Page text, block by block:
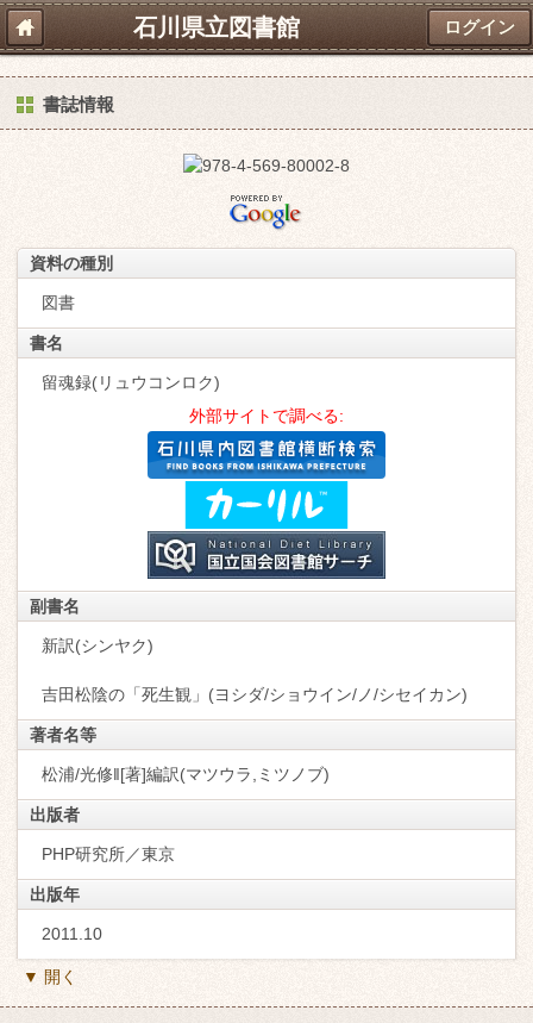
石川県立図書館 ログイン
書誌情報
資料の種別
図書
書名
留魂録(リュウコンロク)
外部サイトで調べる:
副書名
新訳(シンヤク)
吉田松陰の「死生観」(ヨシダ/ショウイン/ノ/シセイカン)
著者名等
松浦/光修‖[著]編訳(マツウラ,ミツノブ)
出版者
PHP研究所／東京
出版年
2011.10
▼ 開く